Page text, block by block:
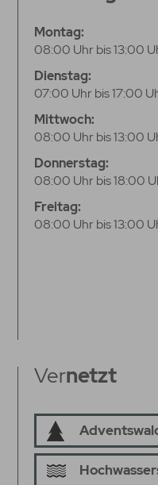
Montag:
08:00 Uhr bis 13:00
Dienstag:
07:00 Uhr bis 17:00
Mittwoch:
08:00 Uhr bis 13:00
Donnerstag:
08:00 Uhr bis 18:00
Freitag:
08:00 Uhr bis 13:00
Vernetzt